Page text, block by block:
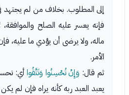
إلى المطلوب. بخلاف من لم يجتهد
فإنه يعسر عليه الصلح
ماله، ولا يرضى أن يؤدي ما عليه،
الأمر.
ثم قال: وَإِنْ تُحْسِنُوا وَتَتَّقُوا أي:
يعبد العبد ربه كأنه يراه فإن لم